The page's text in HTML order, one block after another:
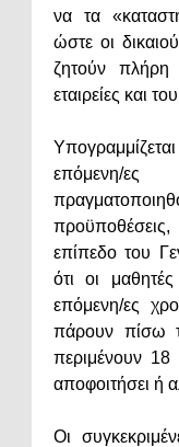
να τα
ώστε οι
ζητούν πλήρη
εταιρείες και
επόμενη/
επίπεδο του
ότι οι
επόμενη/ες
πάρουν πίσω
περιμένουν 18
αποφοιτήσει ή
Οι